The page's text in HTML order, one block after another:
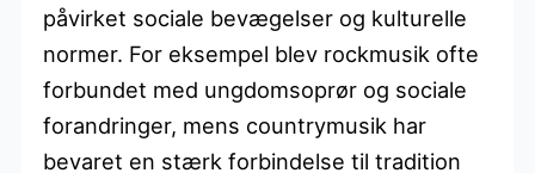
påvirket sociale bevægelser og kulturelle
normer. For eksempel blev rockmusik ofte
forbundet med ungdomsoprør og sociale
forandringer, mens countrymusik har
bevaret en stærk forbindelse til tradition